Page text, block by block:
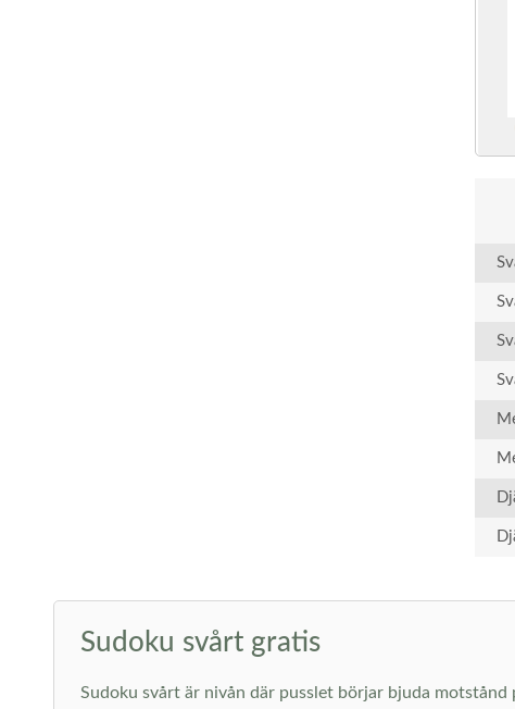
Sudoku svårt gratis
Sudoku svårt är nivån där pusslet börjar bjuda